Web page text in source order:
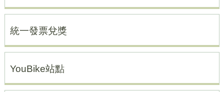
統一發票兌獎
YouBike站點